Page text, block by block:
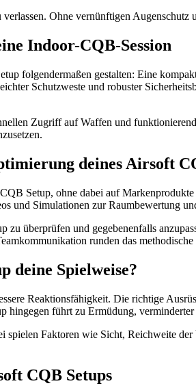
Ohne vernünftigen
Indoor-CQB-Session
folgendermaßen gestalten: Eine
Schutzweste und robuster
Zugriff auf Waffen und
deines Airsoft
Setup, ohne dabei auf
und Simulationen zur Raumbewertung
zu überprüfen und gegebenenfalls
runden das methodische
deine Spielweise?
Reaktionsfähigkeit. Die richtige
hingegen führt zu Ermüdung,
Faktoren wie Sicht, Reichweite
CQB Setups